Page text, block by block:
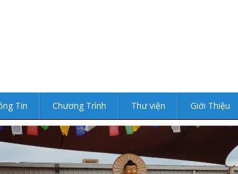
Tin Chương Trình Thư viện Giới Thiệu